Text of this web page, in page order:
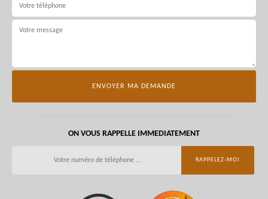
ON VOUS RAPPELLE IMMEDIATEMENT